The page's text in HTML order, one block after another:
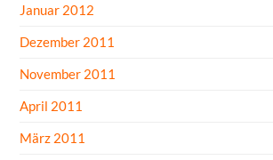
Januar 2012
Dezember 2011
November 2011
April 2011
März 2011